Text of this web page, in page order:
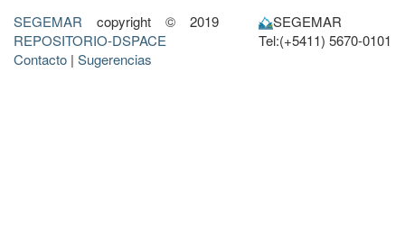
SEGEMAR copyright © 2019
REPOSITORIO-DSPACE
Contacto | Sugerencias
SEGEMAR
Tel:(+5411) 5670-0101